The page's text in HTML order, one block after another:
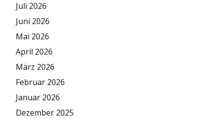
Juli 2026
Juni 2026
Mai 2026
April 2026
März 2026
Februar 2026
Januar 2026
Dezember 2025